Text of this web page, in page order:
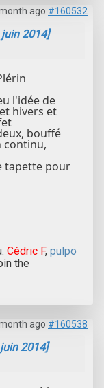
ago #160532
2014]
l'idée de
hivers et
bouffé
continu,
tapette pour
Cédric F, pulpo
the
ago #160538
2014]